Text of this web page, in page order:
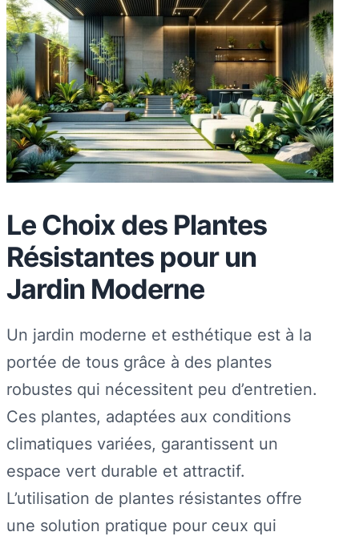
Le Choix des Plantes
Résistantes pour un
Jardin Moderne
Un jardin moderne et esthétique est à la
portée de tous grâce à des plantes
robustes qui nécessitent peu d’entretien.
Ces plantes, adaptées aux conditions
climatiques variées, garantissent un
espace vert durable et attractif.
L’utilisation de plantes résistantes offre
une solution pratique pour ceux qui